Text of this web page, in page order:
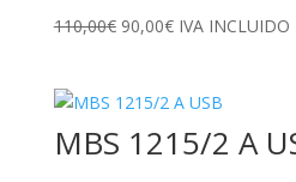
110,00€ El
era:
110,00€.
90,00€El
es:
90,00€.
IVA INCLUIDO
MBS 1215/2 A